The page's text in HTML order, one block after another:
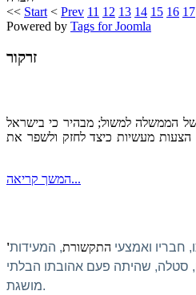
<< Start < Prev 11 12 13 14 15 16 17
Powered by Tags for Joomla
זרקור
הממשלה למשול; מבהיר כי בישראל
מעשיות כיצד לחזק ולשפר את
המשך קריאה...
ואמצעי התקשורת, המעידות
סטלה, שהיתה פעם אהובתו הבלתי
מושגת.